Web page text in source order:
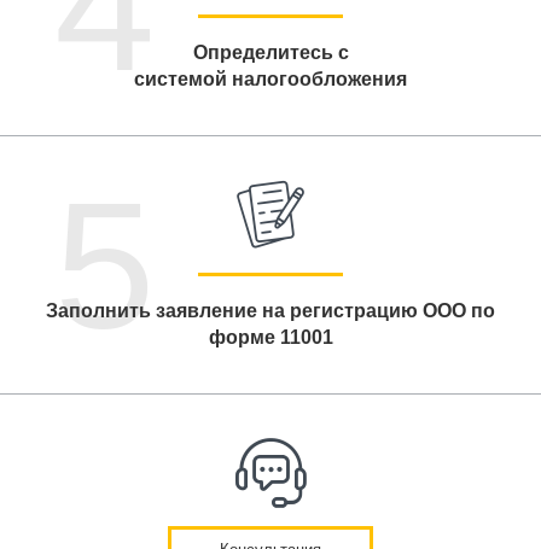
Определитесь с
системой налогообложения
5
Заполнить заявление на регистрацию ООО по
форме 11001